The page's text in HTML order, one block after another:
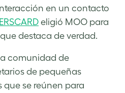
en un contacto
eligió MOO para
destaca de verdad.
comunidad de
de pequeñas
que se reúnen para